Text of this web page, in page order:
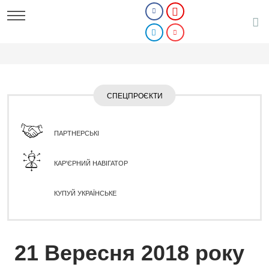
СПЕЦПРОЄКТИ
ПАРТНЕРСЬКІ
КАР'ЄРНИЙ НАВІГАТОР
КУПУЙ УКРАЇНСЬКЕ
21 Вересня 2018 року